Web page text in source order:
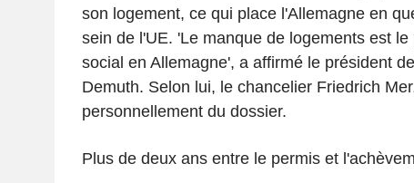
son logement, ce qui place l'Allemagne en
sein de l'UE. 'Le manque de logements est
social en Allemagne', a affirmé le président
Demuth. Selon lui, le chancelier Friedrich
personnellement du dossier.
Plus de deux ans entre le permis et